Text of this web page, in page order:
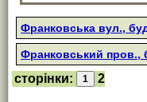
Франковська вул.,
Франковський пров.,
сторінки: 2